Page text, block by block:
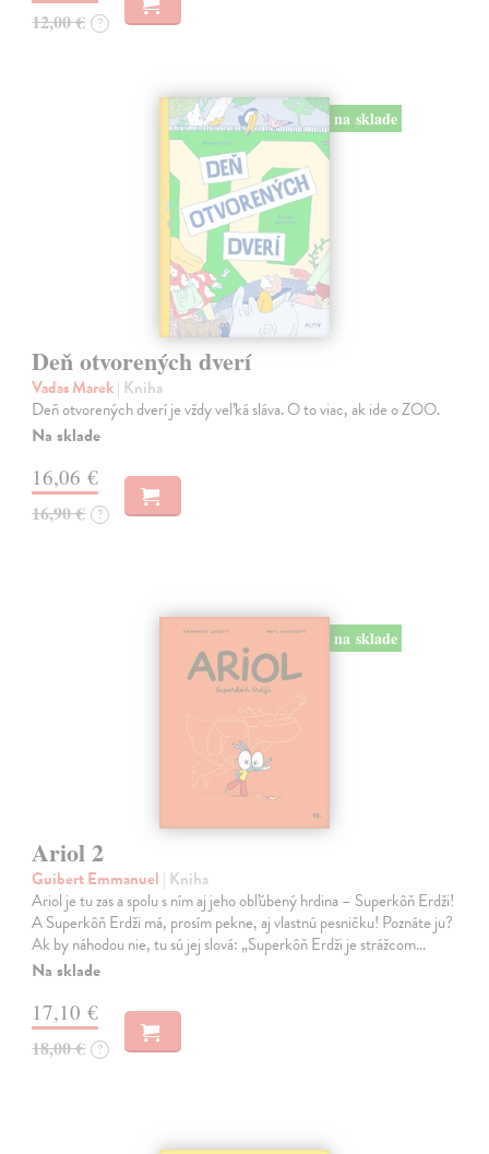
12,00 € ?
na sklade
Deň otvorených dverí
Vadas Marek| Kniha
Deň otvorených dverí je vždy veľká sláva. O to viac, ak ide o ZOO.
Na sklade
16,06 €
16,90 € ?
na sklade
Ariol 2
Guibert Emmanuel | Kniha
Ariol je tu zas a spolu s ním aj jeho obľúbený hrdina – Superkôň Erdži!
A Superkôň Erdži má, prosím pekne, aj vlastnú pesničku! Poznáte ju?
Ak by náhodou nie, tu sú jej slová: „Superkôň Erdži je strážcom…
Na sklade
17,10 €
18,00 € ?